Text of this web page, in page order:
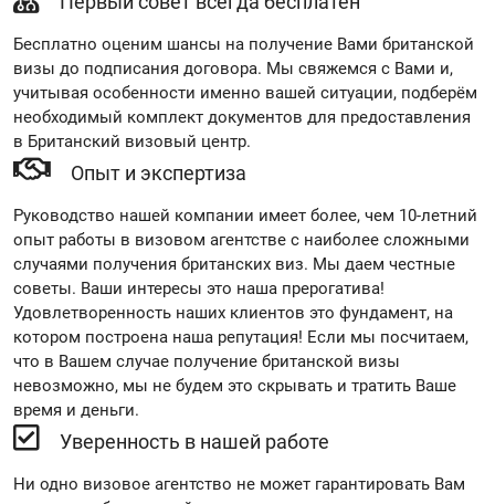
Бесплатно оценим шансы на получение Вами британской
визы до подписания договора. Мы свяжемся с Вами и,
учитывая особенности именно вашей ситуации, подберём
необходимый комплект документов для предоставления
в Британский визовый центр.
Опыт и экспертиза
Руководство нашей компании имеет более, чем 10-летний
опыт работы в визовом агентстве с наиболее сложными
случаями получения британских виз. Мы даем честные
советы. Ваши интересы это наша прерогатива!
Удовлетворенность наших клиентов это фундамент, на
котором построена наша репутация! Если мы посчитаем,
что в Вашем случае получение британской визы
невозможно, мы не будем это скрывать и тратить Ваше
время и деньги.
Уверенность в нашей работе
Ни одно визовое агентство не может гарантировать Вам